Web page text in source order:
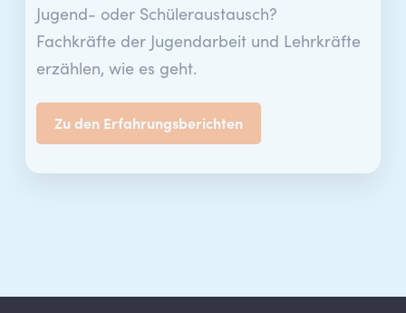
Jugend- oder Schüleraustausch?
Fachkräfte der Jugendarbeit und Lehrkräfte
erzählen, wie es geht.
Zu den Erfahrungsberichten